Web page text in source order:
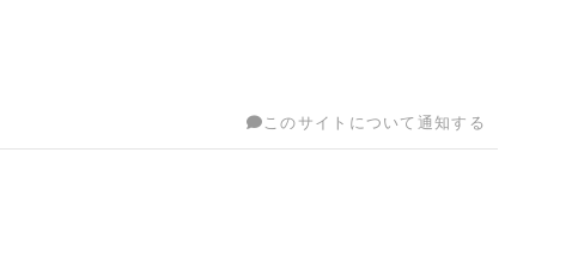
このサイトについて通知する